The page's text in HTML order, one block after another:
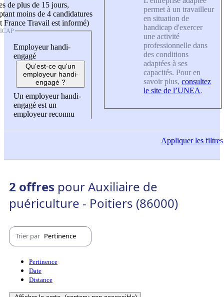
de plus de 15 jours,
moins de 4 candidatures
France Travail est informé)
Employeur handi-
engagé
Qu'est-ce qu'un
employeur handi-
engagé ?
Un employeur handi-
engagé est un
employeur reconnu
permet à un travailleur
en situation de
handicap d'exercer
une activité
professionnelle dans
des conditions
adaptées à ses
capacités. Pour en
savoir plus, consultez
le site de l’UNEA.
Appliquerles filtres
2 offres pour Auxiliaire de
puériculture - Poitiers (86000)
Trier par Pertinence
Pertinence
Date
Distance